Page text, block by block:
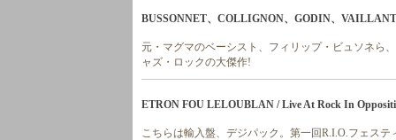
BUSSONNET、COLLIGNON、GODIN、
元・マグマのベーシスト、フィリップ・ビュソネら
ャズ・ロックの大傑作!
ETRON FOU LELOUBLAN / Live At Rock In
こちらは輸入盤、デジパック。第一回R.I.O.フェス